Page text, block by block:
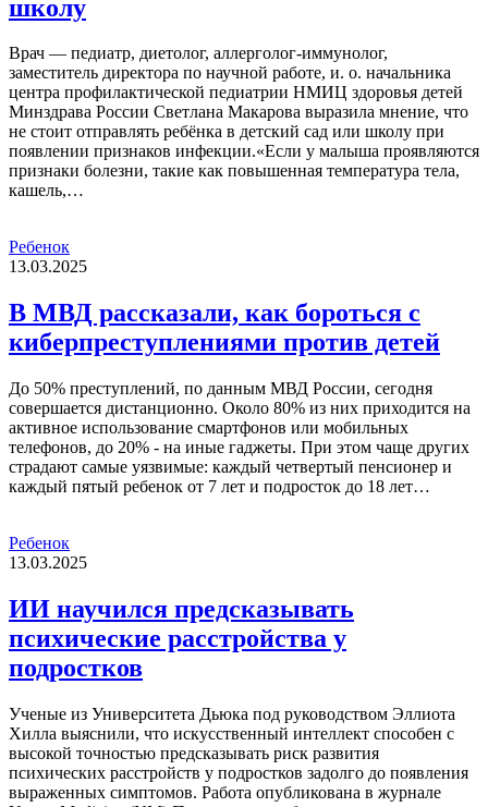
школу
Врач — педиатр, диетолог, аллерголог-иммунолог,
заместитель директора по научной работе, и. о. начальника
центра профилактической педиатрии НМИЦ здоровья детей
Минздрава России Светлана Макарова выразила мнение, что
не стоит отправлять ребёнка в детский сад или школу при
появлении признаков инфекции.«Если у малыша проявляются
признаки болезни, такие как повышенная температура тела,
кашель,…
Ребенок
13.03.2025
В МВД рассказали, как бороться с
киберпреступлениями против детей
До 50% преступлений, по данным МВД России, сегодня
совершается дистанционно. Около 80% из них приходится на
активное использование смартфонов или мобильных
телефонов, до 20% - на иные гаджеты. При этом чаще других
страдают самые уязвимые: каждый четвертый пенсионер и
каждый пятый ребенок от 7 лет и подросток до 18 лет…
Ребенок
13.03.2025
ИИ научился предсказывать
психические расстройства у
подростков
Ученые из Университета Дьюка под руководством Эллиота
Хилла выяснили, что искусственный интеллект способен с
высокой точностью предсказывать риск развития
психических расстройств у подростков задолго до появления
выраженных симптомов. Работа опубликована в журнале